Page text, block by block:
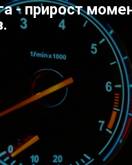
- прирост